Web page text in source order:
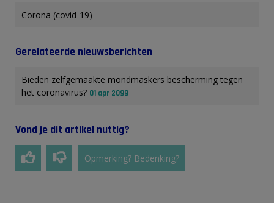
Corona (covid-19)
Gerelateerde nieuwsberichten
Bieden zelfgemaakte mondmaskers bescherming tegen
het coronavirus? 01 apr 2099
Vond je dit artikel nuttig?
Opmerking? Bedenking?